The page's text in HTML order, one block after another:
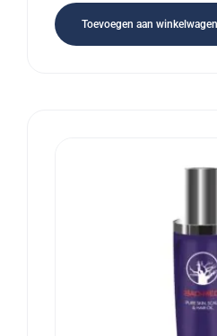
Toevoegen aan winkelwagen